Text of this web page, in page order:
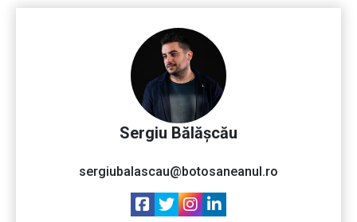
Sergiu Bălășcău
sergiubalascau@botosaneanul.ro